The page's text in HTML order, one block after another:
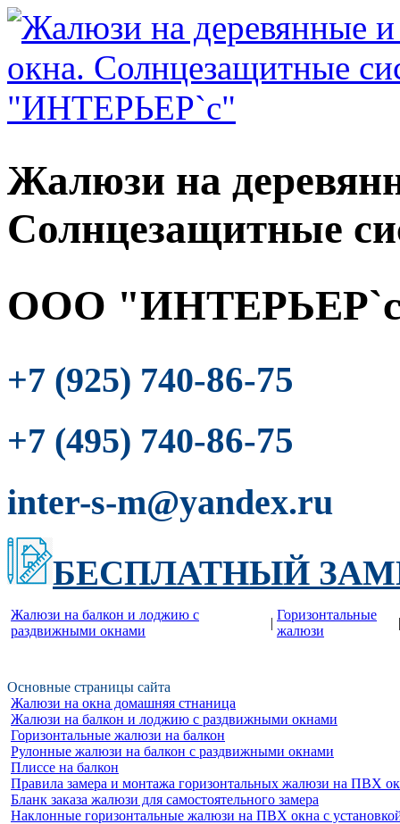
Жалюзи на
Солнцезащитные
ООО
+7 (925) 740-86-75
+7 (495) 740-86-75
inter-s-m@yandex.ru
БЕСПЛАТНЫЙ
Жалюзи на балкон и лоджию c
раздвижными окнами
|
Горизонтальные
жалюзи
|
Основные страницы сайта
Жалюзи на окна домашняя стнаница
Жалюзи на балкон и лоджию c раздвижными окнами
Горизонтальные жалюзи на балкон
Рулонные жалюзи на балкон с раздвижными окнами
Плиссе на балкон
Правила замера и монтажа горизонтальных жалюзи на ПВХ
Бланк заказа жалюзи для самостоятельного замера
Наклонные горизонтальные жалюзи на ПВХ окна с